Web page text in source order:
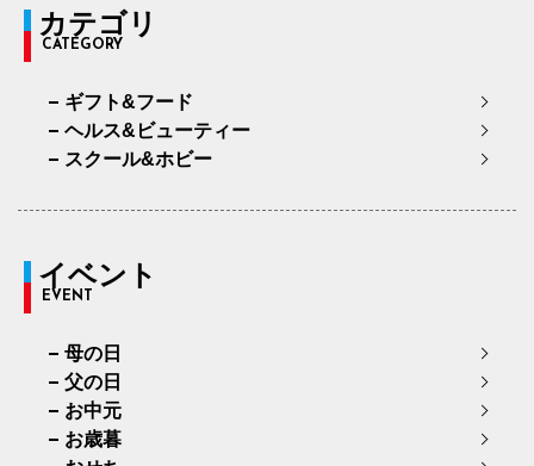
カテゴリ
CATEGORY
ギフト&フード
ヘルス&ビューティー
スクール&ホビー
イベント
EVENT
母の日
父の日
お中元
お歳暮